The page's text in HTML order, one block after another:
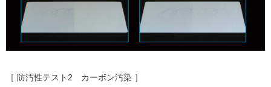
［ 防汚性テスト2 カーボン汚染 ］